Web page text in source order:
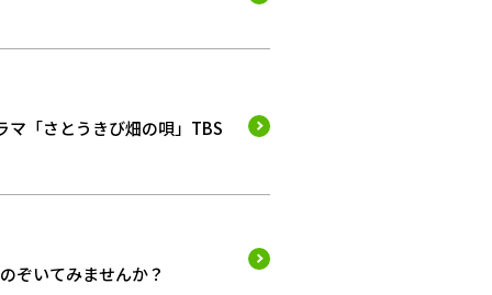
「さとうきび畑の唄」TBS
ぞいてみませんか？